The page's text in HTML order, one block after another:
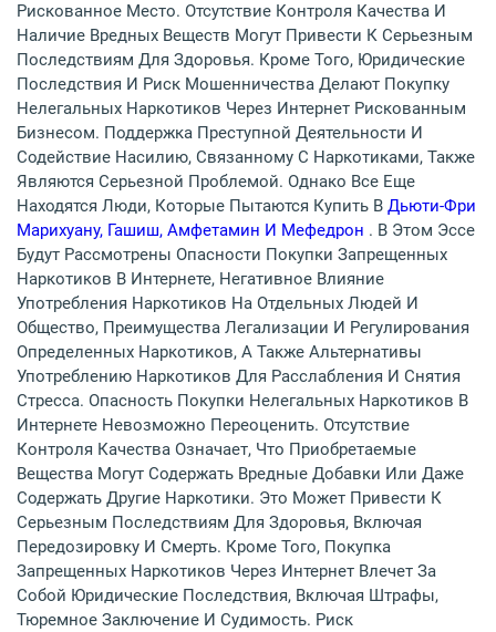
Рискованное Место. Отсутствие Контроля Качества И
Наличие Вредных Веществ Могут Привести К Серьезным
Последствиям Для Здоровья. Кроме Того, Юридические
Последствия И Риск Мошенничества Делают Покупку
Нелегальных Наркотиков Через Интернет Рискованным
Бизнесом. Поддержка Преступной Деятельности И
Содействие Насилию, Связанному С Наркотиками, Также
Являются Серьезной Проблемой. Однако Все Еще
Находятся Люди, Которые Пытаются Купить В Дьюти-Фри
Марихуану, Гашиш, Амфетамин И Мефедрон . В Этом Эссе
Будут Рассмотрены Опасности Покупки Запрещенных
Наркотиков В Интернете, Негативное Влияние
Употребления Наркотиков На Отдельных Людей И
Общество, Преимущества Легализации И Регулирования
Определенных Наркотиков, А Также Альтернативы
Употреблению Наркотиков Для Расслабления И Снятия
Стресса. Опасность Покупки Нелегальных Наркотиков В
Интернете Невозможно Переоценить. Отсутствие
Контроля Качества Означает, Что Приобретаемые
Вещества Могут Содержать Вредные Добавки Или Даже
Содержать Другие Наркотики. Это Может Привести К
Серьезным Последствиям Для Здоровья, Включая
Передозировку И Смерть. Кроме Того, Покупка
Запрещенных Наркотиков Через Интернет Влечет За
Собой Юридические Последствия, Включая Штрафы,
Тюремное Заключение И Судимость. Риск